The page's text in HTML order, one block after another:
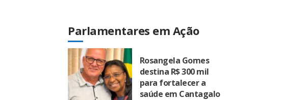
Parlamentares em Ação
Rosangela Gomes
destina R$ 300 mil
para fortalecer a
saúde em Cantagalo